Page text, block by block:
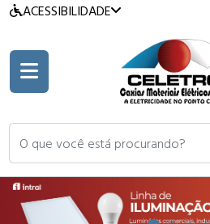
ACESSIBILIDADE
O que você está procurando?